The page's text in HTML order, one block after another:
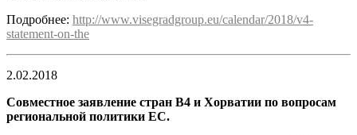
Подробнее: http://www.visegradgroup.eu/calendar/2018/v4-
statement-on-the
2.02.2018
Совместное заявление стран В4 и Хорватии по вопросам
региональной политики ЕС.